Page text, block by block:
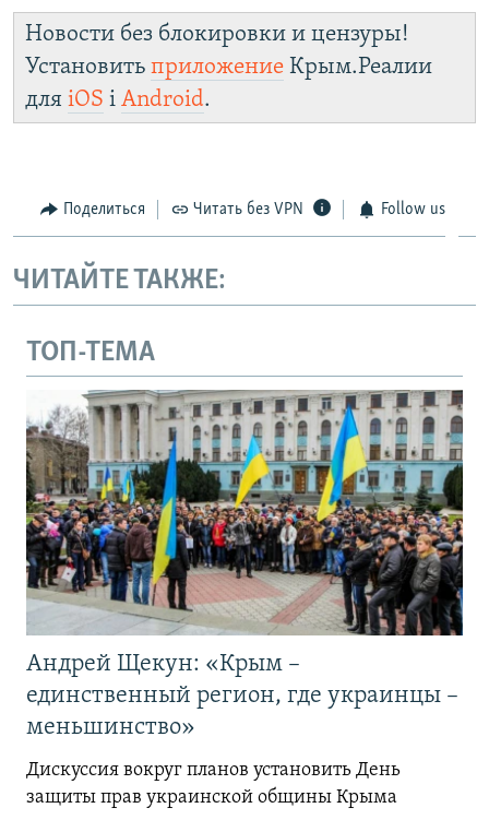
Новости без блокировки и цензуры!
Установить приложение Крым.Реалии
для iOS і Android.
Поделиться Читать без VPN Follow us
ЧИТАЙТЕ ТАКЖЕ:
ТОП-ТЕМА
Андрей Щекун: «Крым –
единственный регион, где украинцы –
меньшинство»
Дискуссия вокруг планов установить День
защиты прав украинской общины Крыма